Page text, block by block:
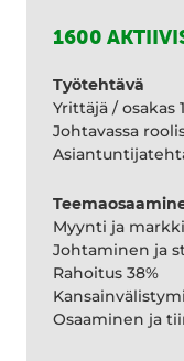
1600
Työtehtävä
Yrittäjä / osakas
Johtavassa
Myynti ja
Johtaminen ja
Rahoitus 38%
Osaaminen ja